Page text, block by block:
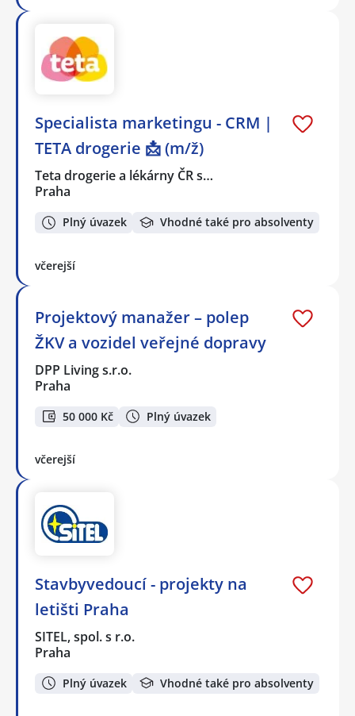
Specialista marketingu - CRM |
TETA drogerie 📩 (m/ž)
Teta drogerie a lékárny ČR s…
Praha
Plný úvazek Vhodné také pro absolventy
včerejší
Projektový manažer – polep
ŽKV a vozidel veřejné dopravy
DPP Living s.r.o.
Praha
50 000 Kč Plný úvazek
včerejší
Stavbyvedoucí - projekty na
letišti Praha
SITEL, spol. s r.o.
Praha
Plný úvazek Vhodné také pro absolventy